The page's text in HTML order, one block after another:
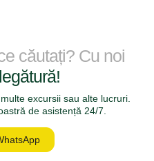
căutați? Cu noi
excursii sau alte lucruri.
de asistență 24/7.